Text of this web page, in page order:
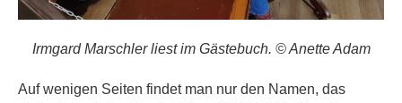
Irmgard Marschler liest im Gästebuch. © Anette Adam
Auf wenigen Seiten findet man nur den Namen, das